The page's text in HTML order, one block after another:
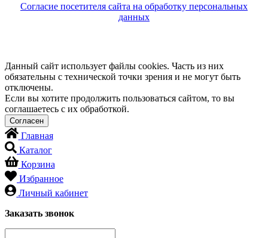
Согласие посетителя сайта на обработку персональных
данных
Данный сайт использует файлы cookies. Часть из них
обязательны с технической точки зрения и не могут быть
отключены.
Если вы хотите продолжить пользоваться сайтом, то вы
соглашаетесь с их обработкой.
Главная
Каталог
Корзина
Избранное
Личный кабинет
Заказать звонок